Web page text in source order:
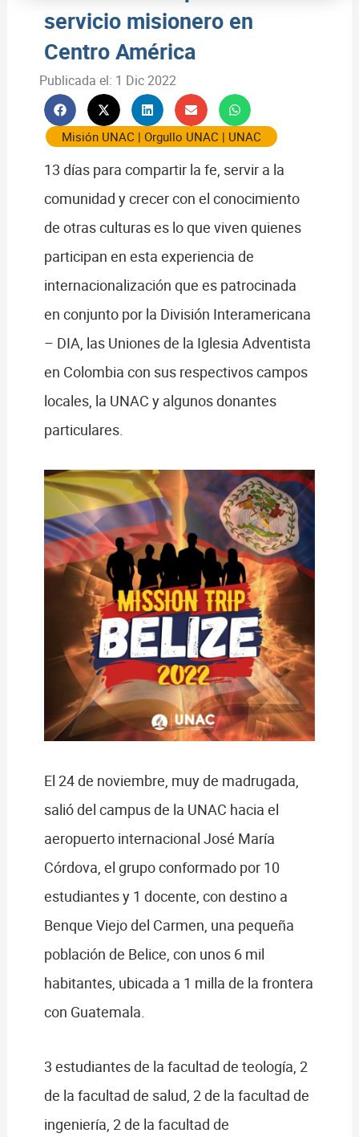
servicio misionero en
Centro América
Publicada el: 1 Dic 2022
Misión UNAC | Orgullo UNAC | UNAC
13 días para compartir la fe, servir a la
comunidad y crecer con el conocimiento
de otras culturas es lo que viven quienes
participan en esta experiencia de
internacionalización que es patrocinada
en conjunto por la División Interamericana
– DIA, las Uniones de la Iglesia Adventista
en Colombia con sus respectivos campos
locales, la UNAC y algunos donantes
particulares.
El 24 de noviembre, muy de madrugada,
salió del campus de la UNAC hacia el
aeropuerto internacional José María
Córdova, el grupo conformado por 10
estudiantes y 1 docente, con destino a
Benque Viejo del Carmen, una pequeña
población de Belice, con unos 6 mil
habitantes, ubicada a 1 milla de la frontera
con Guatemala.
3 estudiantes de la facultad de teología, 2
de la facultad de salud, 2 de la facultad de
ingeniería, 2 de la facultad de